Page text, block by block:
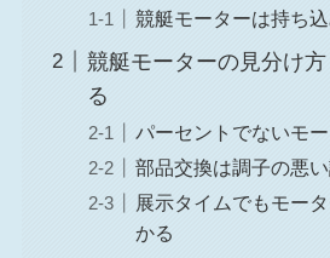
競艇モーターは持ち
競艇モーターの見分け
る
パーセントでないモ
部品交換は調子の悪
展示タイムでもモー
かる